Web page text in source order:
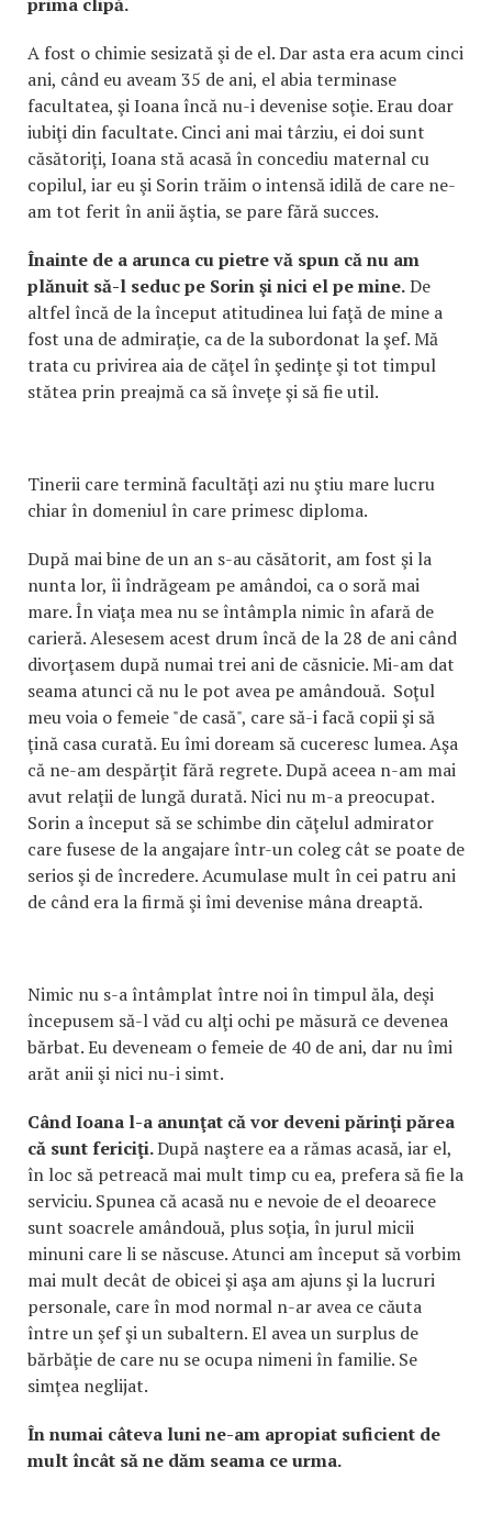
A fost o chimie sesizată şi de el. Dar asta era acum cinci
ani, când eu aveam 35 de ani, el abia terminase
facultatea, şi Ioana încă nu-i devenise soţie. Erau doar
iubiţi din facultate. Cinci ani mai târziu, ei doi sunt
căsătoriţi, Ioana stă acasă în concediu maternal cu
copilul, iar eu şi Sorin trăim o intensă idilă de care ne-
am tot ferit în anii ăştia, se pare fără succes.
Înainte de a arunca cu pietre vă spun că nu am
plănuit să-l seduc pe Sorin şi nici el pe mine.De
altfel încă de la început atitudinea lui faţă de mine a
fost una de admiraţie, ca de la subordonat la şef. Mă
trata cu privirea aia de căţel în şedinţe şi tot timpul
stătea prin preajmă ca să înveţe şi să fie util.
Tinerii care termină facultăţi azi nu ştiu mare lucru
chiar în domeniul în care primesc diploma.
După mai bine de un an s-au căsătorit, am fost şi la
nunta lor, îi îndrăgeam pe amândoi, ca o soră mai
mare. În viaţa mea nu se întâmpla nimic în afară de
carieră. Alesesem acest drum încă de la 28 de ani când
divorţasem după numai trei ani de căsnicie. Mi-am dat
seama atunci că nu le pot avea pe amândouă. Soţul
meu voia o femeie "de casă", care să-i facă copii şi să
ţină casa curată. Eu îmi doream să cuceresc lumea. Aşa
că ne-am despărţit fără regrete. După aceea n-am mai
avut relaţii de lungă durată. Nici nu m-a preocupat.
Sorin a început să se schimbe din căţelul admirator
care fusese de la angajare într-un coleg cât se poate de
serios şi de încredere. Acumulase mult în cei patru ani
de când era la firmă şi îmi devenise mâna dreaptă.
Nimic nu s-a întâmplat între noi în timpul ăla, deşi
începusem să-l văd cu alţi ochi pe măsură ce devenea
bărbat. Eu deveneam o femeie de 40 de ani, dar nu îmi
arăt anii şi nici nu-i simt.
Când Ioana l-a anunţat că vor deveni părinţi părea
că sunt fericiţi.După naştere ea a rămas acasă, iar el,
în loc să petreacă mai mult timp cu ea, prefera să fie la
serviciu. Spunea că acasă nu e nevoie de el deoarece
sunt soacrele amândouă, plus soţia, în jurul micii
minuni care li se născuse. Atunci am început să vorbim
mai mult decât de obicei şi aşa am ajuns şi la lucruri
personale, care în mod normal n-ar avea ce căuta
între un şef şi un subaltern. El avea un surplus de
bărbăţie de care nu se ocupa nimeni în familie. Se
simţea neglijat.
În numai câteva luni ne-am apropiat suficient de
mult încât să ne dăm seama ce urma.